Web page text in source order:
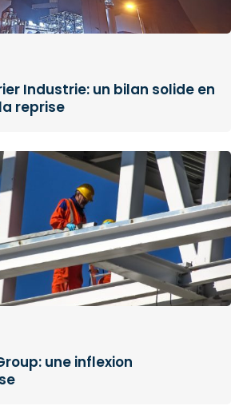
Industrie: un bilan solide en
reprise
une inflexion